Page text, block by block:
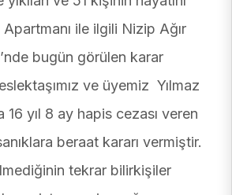
ile ilgili Nizip Ağır
bugün görülen karar
ve üyemiz Yılmaz
16 yıl 8 ay hapis cezası veren
beraat kararı vermiştir.
tekrar bilirkişiler